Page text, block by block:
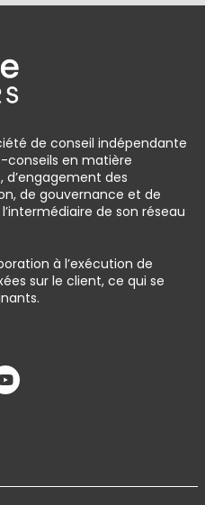
de conseil indépendante
conseils en matière
d’engagement des
de gouvernance et de
de son réseau
à l’exécution de
sur le client, ce qui se
YouTube